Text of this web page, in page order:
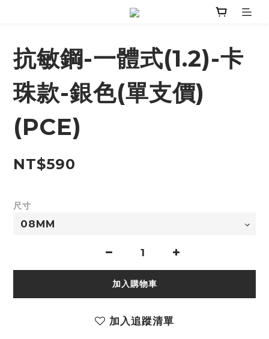
抗敏鋼-一體式(1.2)-卡
珠款-銀色(單支價)
(PCE)
NT$590
尺寸
加入購物車
加入追蹤清單